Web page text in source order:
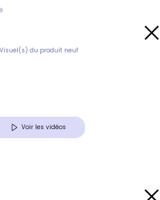
Visuel(s) du produit neuf
Voir les vidéos